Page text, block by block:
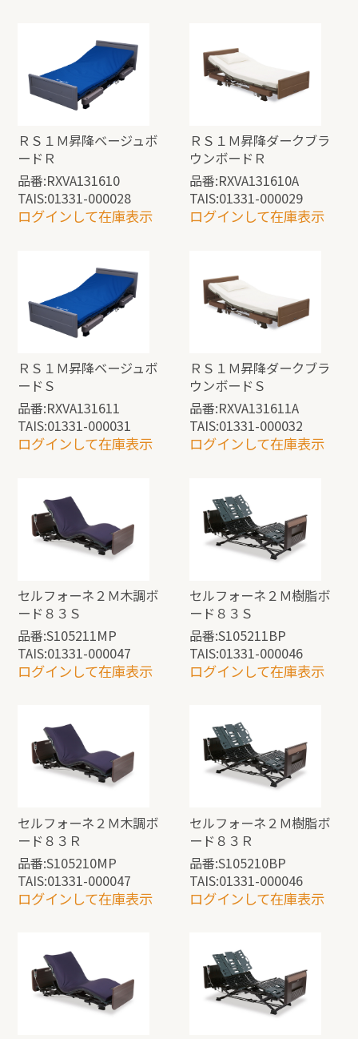
ＲＳ１Ｍ昇降ベージュボ
ードＲ
品番:RXVA131610
TAIS:01331-000028
ログインして在庫表示
ＲＳ１Ｍ昇降ダークブラ
ウンボードＲ
品番:RXVA131610A
TAIS:01331-000029
ログインして在庫表示
ＲＳ１Ｍ昇降ベージュボ
ードＳ
品番:RXVA131611
TAIS:01331-000031
ログインして在庫表示
ＲＳ１Ｍ昇降ダークブラ
ウンボードＳ
品番:RXVA131611A
TAIS:01331-000032
ログインして在庫表示
セルフォーネ２Ｍ木調ボ
ード８３Ｓ
品番:S105211MP
TAIS:01331-000047
ログインして在庫表示
セルフォーネ２Ｍ樹脂ボ
ード８３Ｓ
品番:S105211BP
TAIS:01331-000046
ログインして在庫表示
セルフォーネ２Ｍ木調ボ
ード８３Ｒ
品番:S105210MP
TAIS:01331-000047
ログインして在庫表示
セルフォーネ２Ｍ樹脂ボ
ード８３Ｒ
品番:S105210BP
TAIS:01331-000046
ログインして在庫表示